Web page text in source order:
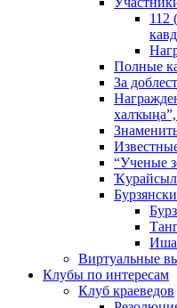
112
Полные
За
“Ученые
Виртуальные
Клубы по интересам
Клуб краеведов